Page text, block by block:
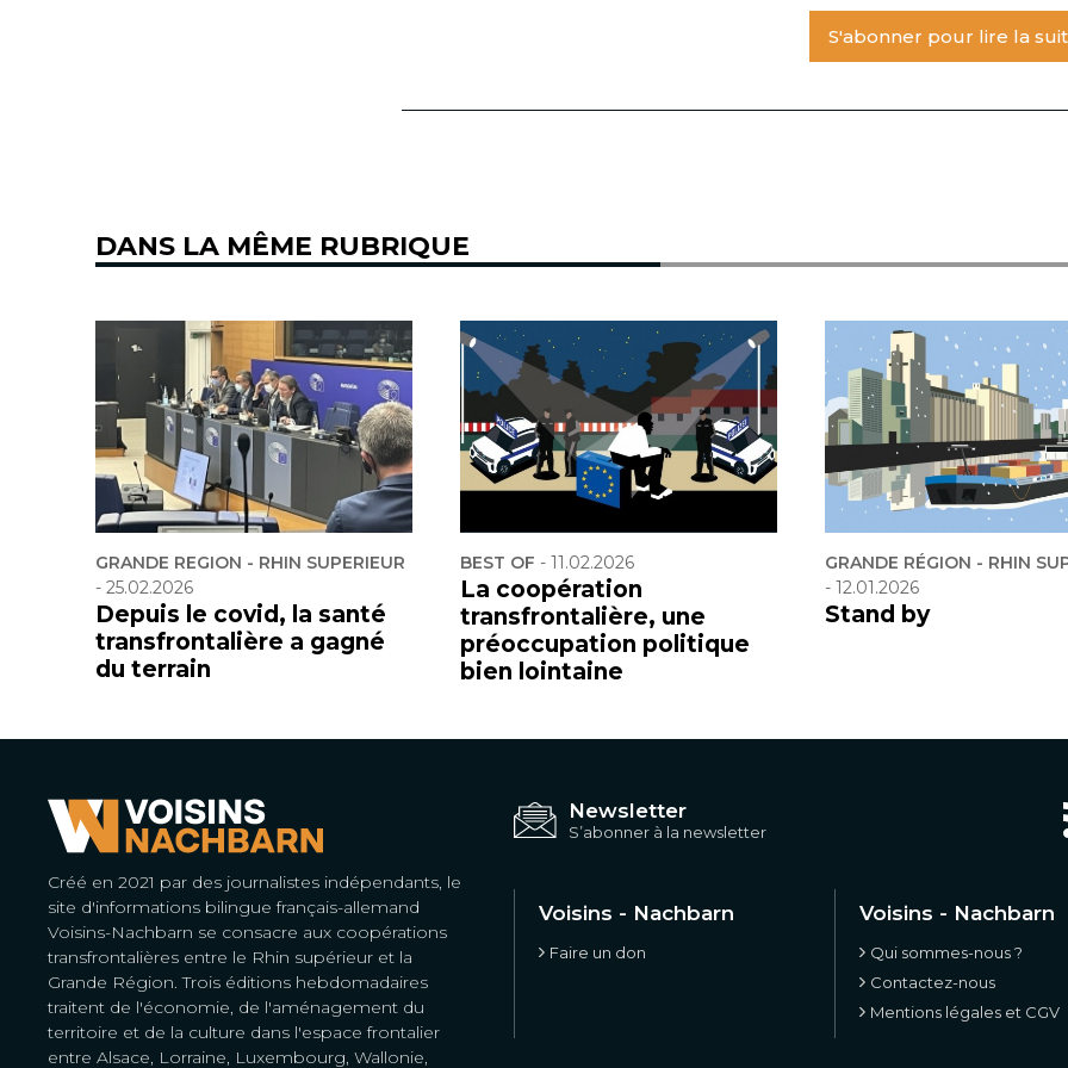
S'abonner pour lire la
DANS LA MÊME RUBRIQUE
GRANDE REGION - RHIN SUPERIEUR
- 25.02.2026
Depuis le covid, la santé
transfrontalière a gagné
du terrain
BEST OF - 11.02.2026
La coopération
transfrontalière, une
préoccupation politique
bien lointaine
GRANDE RÉGION - RHIN
- 12.01.2026
Stand by
Créé en 2021 par des journalistes indépendants, le
site d'informations bilingue français-allemand
Voisins-Nachbarn se consacre aux coopérations
transfrontalières entre le Rhin supérieur et la
Grande Région. Trois éditions hebdomadaires
traitent de l'économie, de l'aménagement du
territoire et de la culture dans l'espace frontalier
entre Alsace, Lorraine, Luxembourg, Wallonie,
Newsletter
S’abonner à la newsletter
Voisins - Nachbarn
Faire un don
Voisins - Nachbarn
Qui sommes-nous ?
Contactez-nous
Mentions légales et CGV